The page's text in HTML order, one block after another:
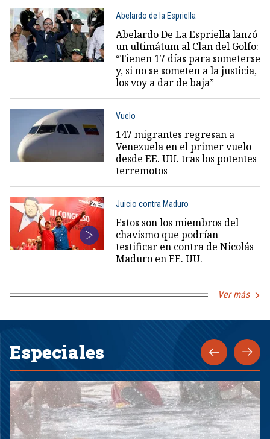
Abelardo de la Espriella
Abelardo De La Espriella lanzó
un ultimátum al Clan del Golfo:
“Tienen 17 días para someterse
y, si no se someten a la justicia,
los voy a dar de baja”
Vuelo
147 migrantes regresan a
Venezuela en el primer vuelo
desde EE. UU. tras los potentes
terremotos
Juicio contra Maduro
Estos son los miembros del
chavismo que podrían
testificar en contra de Nicolás
Maduro en EE. UU.
Ver más
Especiales